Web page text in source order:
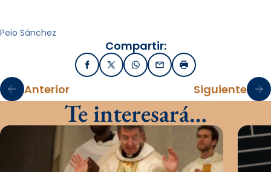
Peio Sánchez
Compartir:
FacebookX / TwitterWhatsApp
EmailImprimir
Anterior Siguiente
Te interesará…